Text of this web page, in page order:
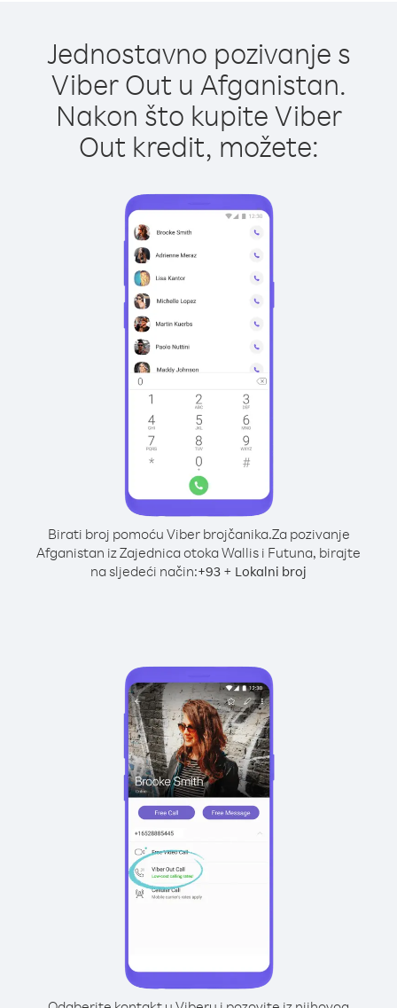
Jednostavno pozivanje s
Viber Out u Afganistan.
Nakon što kupite Viber
Out kredit, možete:
Birati broj pomoću Viber brojčanika.Za pozivanje
Afganistan iz Zajednica otoka Wallis i Futuna, birajte
na sljedeći način:+93 + Lokalni broj